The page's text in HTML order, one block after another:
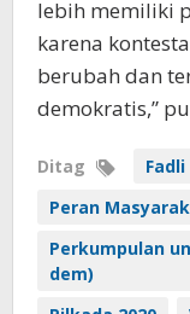
lebih memiliki
karena
berubah dan
demokratis,”
Ditag
Peran
Perkumpulan
dem)